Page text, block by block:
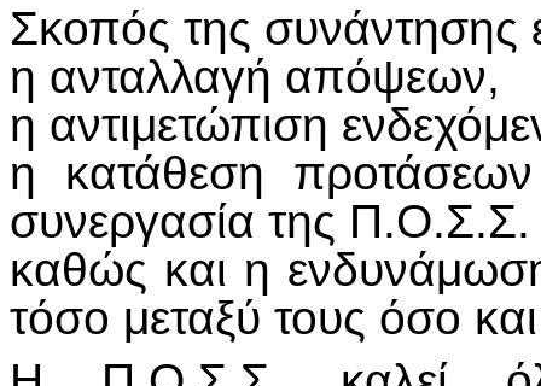
Σκοπός της συνάντησης
η ανταλλαγή απόψεων,
η αντιμετώπιση
η κατάθεση προτάσεων
συνεργασία της Π.Ο.Σ.Σ.
καθώς και η
τόσο μεταξύ τους όσο